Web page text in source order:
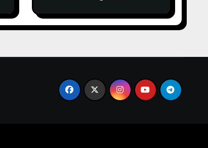
Tegaskan City Tak Bisa
Bergantung pada VAR